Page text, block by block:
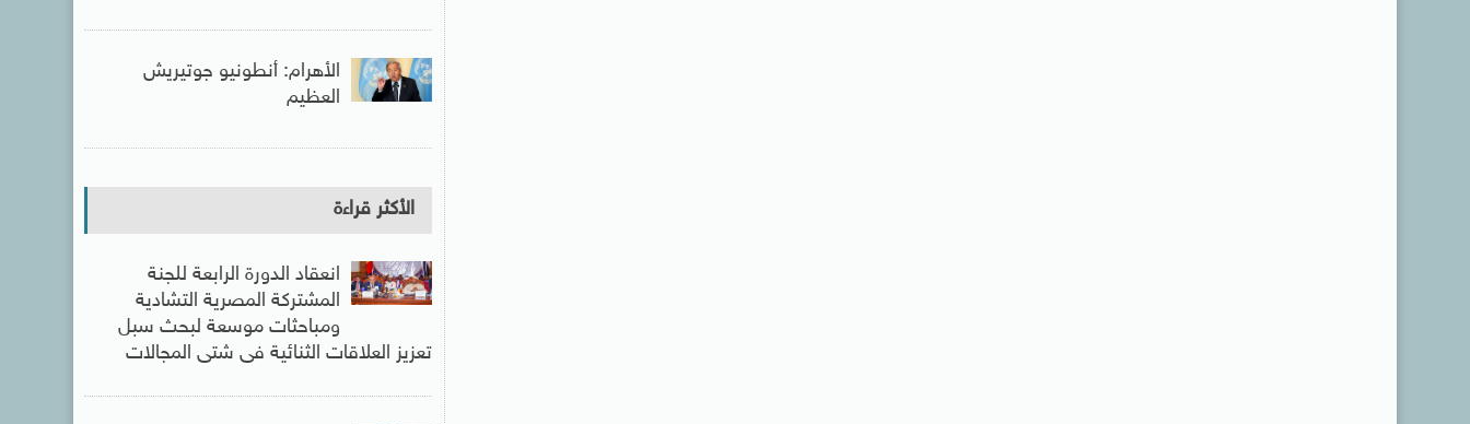
الأهرام: أنطونيو جوتيريش
العظيم
الأكثر قراءة
انعقاد الدورة الرابعة للجنة
المشتركة المصرية التشادية
ومباحثات موسعة لبحث سبل
تعزيز العلاقات الثنائية فى شتى المجالات